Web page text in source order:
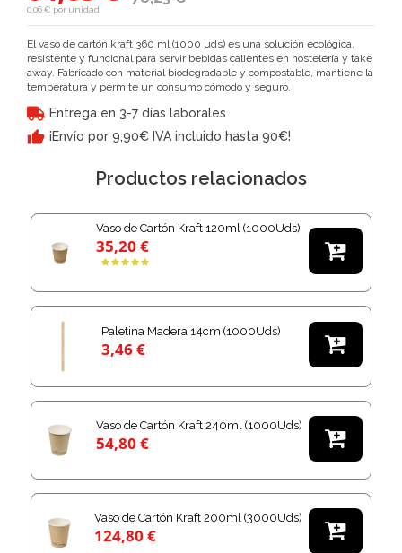
0,06 € por unidad
El vaso de cartón kraft 360 ml (1000 uds) es una solución ecológica,
resistente y funcional para servir bebidas calientes en hostelería y take
away. Fabricado con material biodegradable y compostable, mantiene la
temperatura y permite un consumo cómodo y seguro.
Entrega en 3-7 días laborales
¡Envío por 9,90€ IVA incluido hasta 90€!
Productos relacionados
Vaso de Cartón Kraft 120ml (1000Uds)
35,20 € 
Paletina Madera 14cm (1000Uds)
3,46 € 
Vaso de Cartón Kraft 240ml (1000Uds)
54,80 € 
Vaso de Cartón Kraft 200ml (3000Uds)
124,80 € 